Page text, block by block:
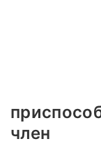
член